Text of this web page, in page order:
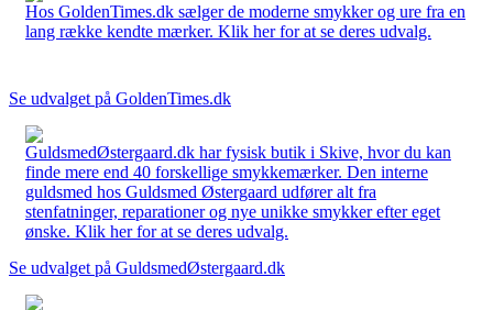
Hos GoldenTimes.dk sælger de moderne smykker og ure fra en
lang række kendte mærker. Klik her for at se deres udvalg.
Se udvalget på GoldenTimes.dk
GuldsmedØstergaard.dk har fysisk butik i Skive, hvor du kan
finde mere end 40 forskellige smykkemærker. Den interne
guldsmed hos Guldsmed Østergaard udfører alt fra
stenfatninger, reparationer og nye unikke smykker efter eget
ønske. Klik her for at se deres udvalg.
Se udvalget på GuldsmedØstergaard.dk